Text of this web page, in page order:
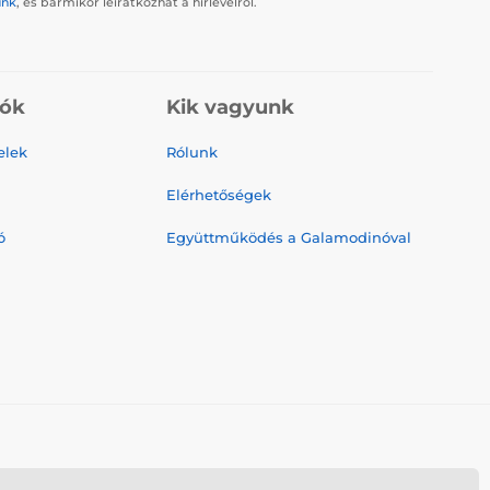
Kik vagyunk
Rólunk
Elérhetőségek
Együttműködés a Galamodinóval